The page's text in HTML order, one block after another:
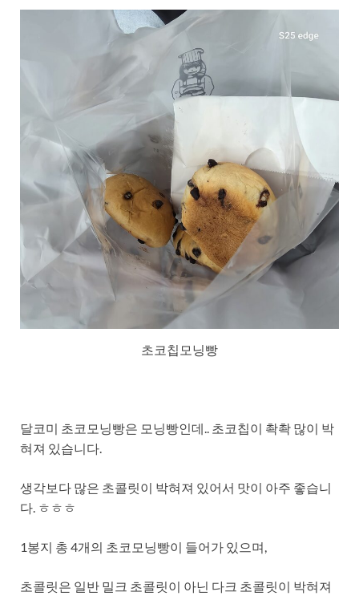
초코칩모닝빵
달코미 초코모닝빵은 모닝빵인데.. 초코칩이 촥촥 많이 박
혀져 있습니다.
생각보다 많은 초콜릿이 박혀져 있어서 맛이 아주 좋습니
다. ㅎㅎㅎ
1봉지 총 4개의 초코모닝빵이 들어가 있으며,
초콜릿은 일반 밀크 초콜릿이 아닌 다크 초콜릿이 박혀져